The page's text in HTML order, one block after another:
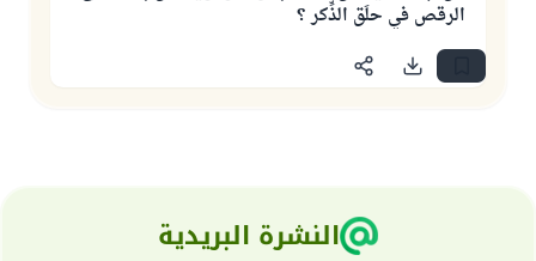
الرقص في حلَق الذِّكر ؟
النشرة البريدية